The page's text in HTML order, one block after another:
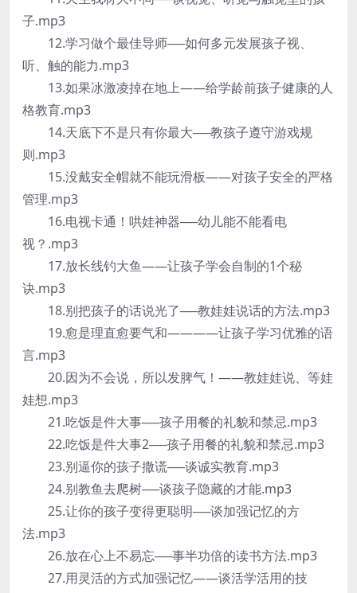
子.mp3
12.学习做个最佳导师──如何多元发展孩子视、
听、触的能力.mp3
13.如果冰激凌掉在地上——给学龄前孩子健康的人
格教育.mp3
14.天底下不是只有你最大──教孩子遵守游戏规
则.mp3
15.没戴安全帽就不能玩滑板——对孩子安全的严格
管理.mp3
16.电视卡通！哄娃神器──幼儿能不能看电
视？.mp3
17.放长线钓大鱼——让孩子学会自制的1个秘
诀.mp3
18.别把孩子的话说光了──教娃娃说话的方法.mp3
19.愈是理直愈要气和————让孩子学习优雅的语
言.mp3
20.因为不会说，所以发脾气！——教娃娃说、等娃
娃想.mp3
21.吃饭是件大事──孩子用餐的礼貌和禁忌.mp3
22.吃饭是件大事2──孩子用餐的礼貌和禁忌.mp3
23.别逼你的孩子撒谎──谈诚实教育.mp3
24.别教鱼去爬树──谈孩子隐藏的才能.mp3
25.让你的孩子变得更聪明──谈加强记忆的方
法.mp3
26.放在心上不易忘──事半功倍的读书方法.mp3
27.用灵活的方式加强记忆——谈活学活用的技